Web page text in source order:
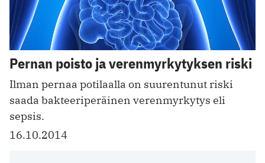
Pernan poisto ja verenmyrkytyksen riski
Ilman pernaa potilaalla on suurentunut riski
saada bakteeriperäinen verenmyrkytys eli
sepsis.
16.10.2014